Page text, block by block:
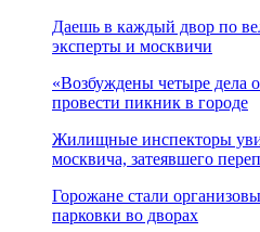
Даешь в каждый двор по
эксперты и москвичи
«Возбуждены четыре дела
провести пикник в городе
Жилищные инспекторы
москвича, затеявшего
Горожане стали
парковки во дворах